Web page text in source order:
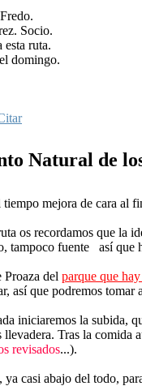
Socio.
esta ruta.
domingo.
Natural de
tiempo mejora de cara al
os recordamos que la
tampoco fuente
así que
Proaza del parque que
así que podremos tomar
iniciaremos la subida,
llevadera. Tras la comida
revisados...).
ya casi abajo del todo,